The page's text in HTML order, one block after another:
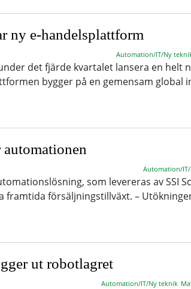
ny e-handelsplattform
Automation/IT/Ny
det fjärde kvartalet lansera en helt
bygger på en gemensam global
Automation/
som levereras av SSI
framtida försäljningstillväxt. –
ut robotlagret
Automation/IT/Ny teknik